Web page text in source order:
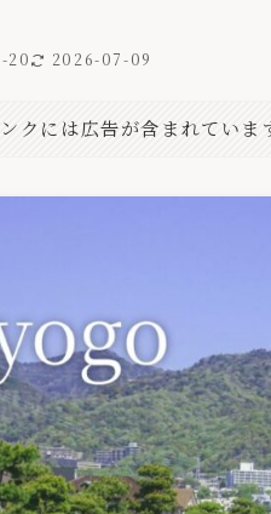
20 2026-07-09
クには広告が含まれていま